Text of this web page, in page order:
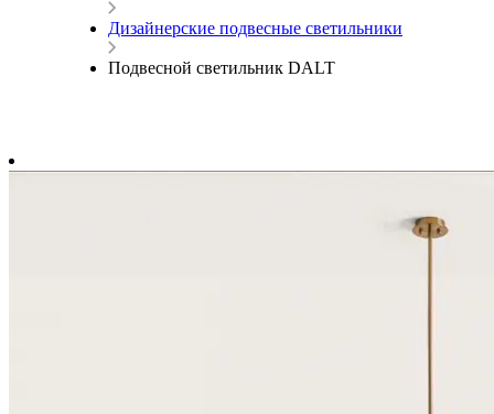
Дизайнерские подвесные светильники
Подвесной светильник DALT